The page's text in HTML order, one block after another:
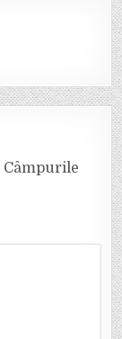
Câmpurile